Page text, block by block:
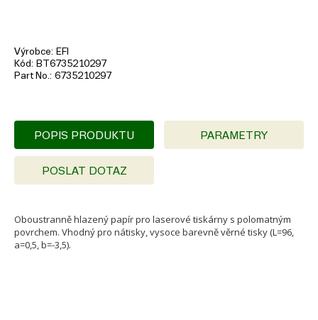
Výrobce
EFI
Kód
BT6735210297
Part No. 6735210297
POPIS PRODUKTU PARAMETRY
POSLAT DOTAZ
Oboustranně hlazený papír pro laserové tiskárny s polomatným
povrchem. Vhodný pro nátisky, vysoce barevně věrné tisky (L=96,
a=0,5, b=-3,5).